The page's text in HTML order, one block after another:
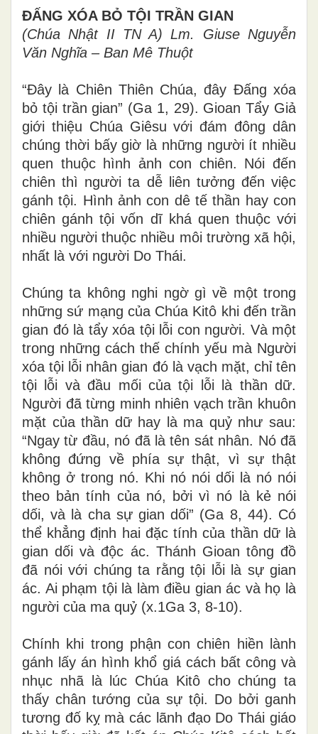
ĐẤNG XÓA BỎ TỘI TRẦN GIAN
(Chúa Nhật II TN A) Lm. Giuse Nguyễn
Văn Nghĩa – Ban Mê Thuột
“Đây là Chiên Thiên Chúa, đây Đấng xóa
bỏ tội trần gian” (Ga 1, 29). Gioan Tẩy Giả
giới thiệu Chúa Giêsu với đám đông dân
chúng thời bấy giờ là những người ít nhiều
quen thuộc hình ảnh con chiên. Nói đến
chiên thì người ta dễ liên tưởng đến việc
gánh tội. Hình ảnh con dê tế thần hay con
chiên gánh tội vốn dĩ khá quen thuộc với
nhiều người thuộc nhiều môi trường xã hội,
nhất là với người Do Thái.
Chúng ta không nghi ngờ gì về một trong
những sứ mạng của Chúa Kitô khi đến trần
gian đó là tẩy xóa tội lỗi con người. Và một
trong những cách thế chính yếu mà Người
xóa tội lỗi nhân gian đó là vạch mặt, chỉ tên
tội lỗi và đầu mối của tội lỗi là thần dữ.
Người đã từng minh nhiên vạch trần khuôn
mặt của thần dữ hay là ma quỷ như sau:
“Ngay từ đầu, nó đã là tên sát nhân. Nó đã
không đứng về phía sự thật, vì sự thật
không ở trong nó. Khi nó nói dối là nó nói
theo bản tính của nó, bởi vì nó là kẻ nói
dối, và là cha sự gian dối” (Ga 8, 44). Có
thể khẳng định hai đặc tính của thần dữ là
gian dối và độc ác. Thánh Gioan tông đồ
đã nói với chúng ta rằng tội lỗi là sự gian
ác. Ai phạm tội là làm điều gian ác và họ là
người của ma quỷ (x.1Ga 3, 8-10).
Chính khi trong phận con chiên hiền lành
gánh lấy án hình khổ giá cách bất công và
nhục nhã là lúc Chúa Kitô cho chúng ta
thấy chân tướng của sự tội. Do bởi ganh
tương đố kỵ mà các lãnh đạo Do Thái giáo